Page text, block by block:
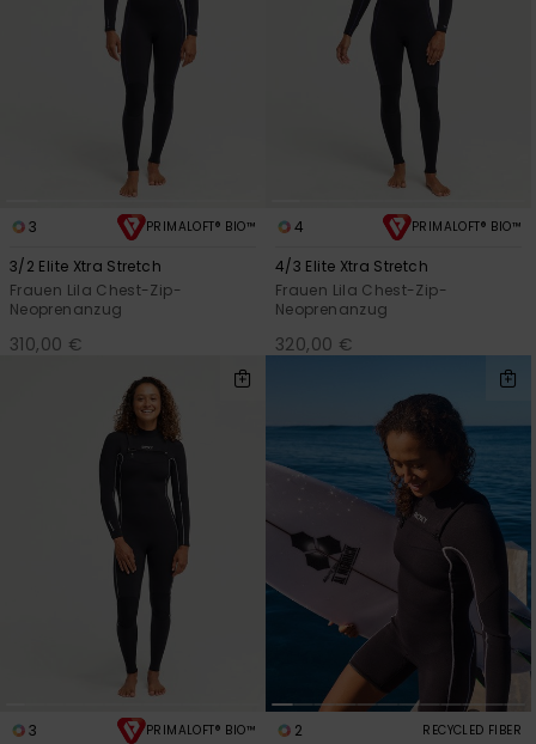
3 PRIMALOFT® BIO™
3/2 Elite Xtra Stretch
Frauen Lila Chest-Zip-
Neoprenanzug
310,00 €
4 PRIMALOFT® BIO™
4/3 Elite Xtra Stretch
Frauen Lila Chest-Zip-
Neoprenanzug
320,00 €
3 PRIMALOFT® BIO™ 2 RECYCLED FIBER